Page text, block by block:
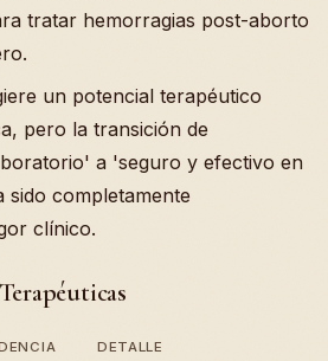
tratar hemorragias post-aborto
un potencial terapéutico
pero la transición de
a 'seguro y efectivo en
completamente
clínico.
DETALLE